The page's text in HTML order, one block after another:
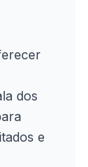
dos
e